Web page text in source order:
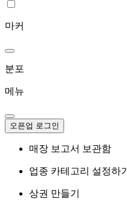
마커
분포
메뉴
오픈업 로그인
매장 보고서 보관함
업종 카테고리 설정하기
상권 만들기